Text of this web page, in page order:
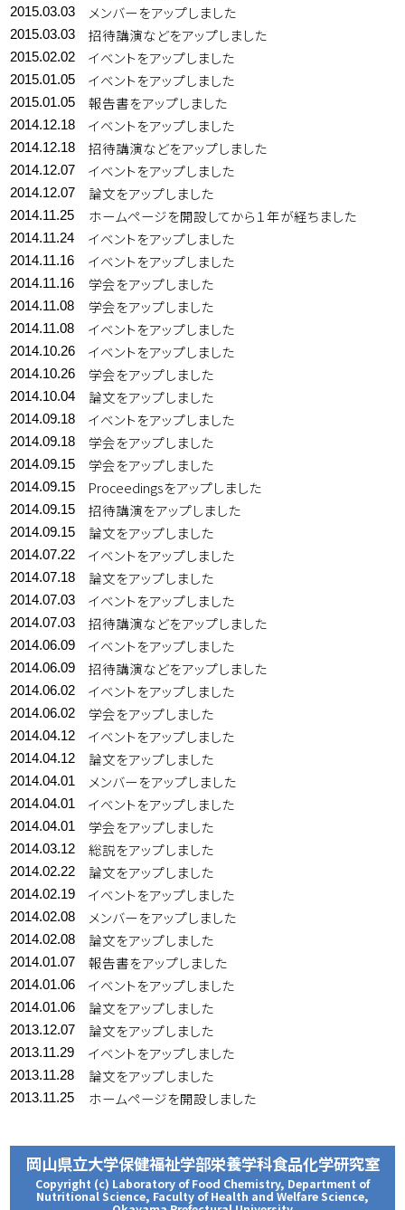
2015.03.03 メンバーをアップしました
2015.03.03 招待講演などをアップしました
2015.02.02 イベントをアップしました
2015.01.05 イベントをアップしました
2015.01.05 報告書をアップしました
2014.12.18 イベントをアップしました
2014.12.18 招待講演などをアップしました
2014.12.07 イベントをアップしました
2014.12.07 論文をアップしました
2014.11.25 ホームページを開設してから１年が経ちました
2014.11.24 イベントをアップしました
2014.11.16 イベントをアップしました
2014.11.16 学会をアップしました
2014.11.08 学会をアップしました
2014.11.08 イベントをアップしました
2014.10.26 イベントをアップしました
2014.10.26 学会をアップしました
2014.10.04 論文をアップしました
2014.09.18 イベントをアップしました
2014.09.18 学会をアップしました
2014.09.15 学会をアップしました
2014.09.15 Proceedingsをアップしました
2014.09.15 招待講演をアップしました
2014.09.15 論文をアップしました
2014.07.22 イベントをアップしました
2014.07.18 論文をアップしました
2014.07.03 イベントをアップしました
2014.07.03 招待講演などをアップしました
2014.06.09 イベントをアップしました
2014.06.09 招待講演などをアップしました
2014.06.02 イベントをアップしました
2014.06.02 学会をアップしました
2014.04.12 イベントをアップしました
2014.04.12 論文をアップしました
2014.04.01 メンバーをアップしました
2014.04.01 イベントをアップしました
2014.04.01 学会をアップしました
2014.03.12 総説をアップしました
2014.02.22 論文をアップしました
2014.02.19 イベントをアップしました
2014.02.08 メンバーをアップしました
2014.02.08 論文をアップしました
2014.01.07 報告書をアップしました
2014.01.06 イベントをアップしました
2014.01.06 論文をアップしました
2013.12.07 論文をアップしました
2013.11.29 イベントをアップしました
2013.11.28 論文をアップしました
2013.11.25 ホームページを開設しました
岡山県立大学保健福祉学部栄養学科食品化学研究室
Copyright (c) Laboratory of Food Chemistry, Department of
Nutritional Science, Faculty of Health and Welfare Science,